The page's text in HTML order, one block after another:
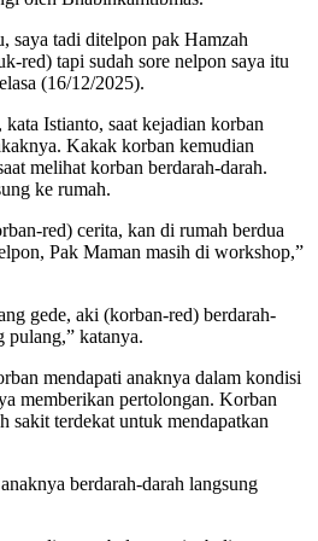
saya tadi ditelpon pak Hamzah
red) tapi sudah sore nelpon saya itu
(16/12/2025).
Istianto, saat kejadian korban
Kakak korban kemudian
melihat korban berdarah-darah.
ke rumah.
red) cerita, kan di rumah berdua
Pak Maman masih di workshop,”
gede, aki (korban-red) berdarah-
pulang,” katanya.
mendapati anaknya dalam kondisi
memberikan pertolongan. Korban
sakit terdekat untuk mendapatkan
berdarah-darah langsung